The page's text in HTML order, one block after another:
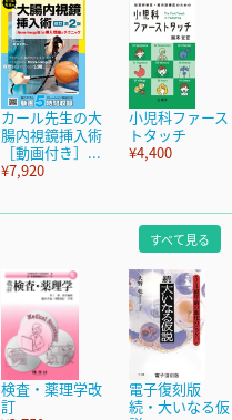
カール先生の大
腸内視鏡挿入術
［動画付き］...
¥7,920
小児科ファース
トタッチ
¥4,400
すべて見る
検査・薬理学改
訂
電子復刻版
続・大いなる仮